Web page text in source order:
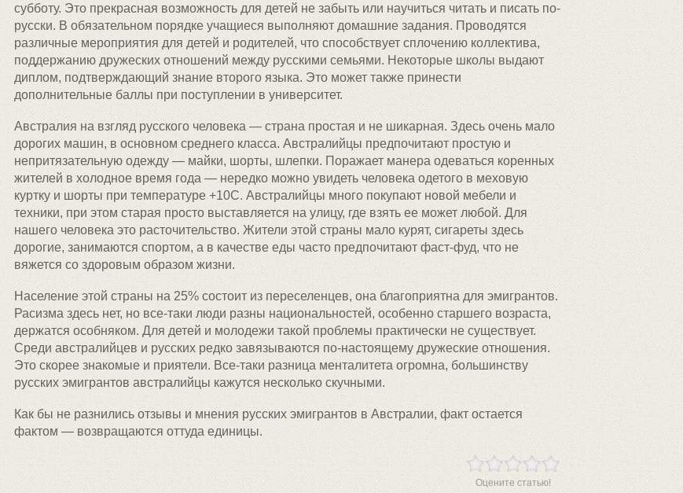
субботу. Это прекрасная возможность для детей не забыть или научиться читать и писать по-
русски. В обязательном порядке учащиеся выполняют домашние задания. Проводятся
различные мероприятия для детей и родителей, что способствует сплочению коллектива,
поддержанию дружеских отношений между русскими семьями. Некоторые школы выдают
диплом, подтверждающий знание второго языка. Это может также принести
дополнительные баллы при поступлении в университет.
Австралия на взгляд русского человека — страна простая и не шикарная. Здесь очень мало
дорогих машин, в основном среднего класса. Австралийцы предпочитают простую и
непритязательную одежду — майки, шорты, шлепки. Поражает манера одеваться коренных
жителей в холодное время года — нередко можно увидеть человека одетого в меховую
куртку и шорты при температуре +10С. Австралийцы много покупают новой мебели и
техники, при этом старая просто выставляется на улицу, где взять ее может любой. Для
нашего человека это расточительство. Жители этой страны мало курят, сигареты здесь
дорогие, занимаются спортом, а в качестве еды часто предпочитают фаст-фуд, что не
вяжется со здоровым образом жизни.
Население этой страны на 25% состоит из переселенцев, она благоприятна для эмигрантов.
Расизма здесь нет, но все-таки люди разны национальностей, особенно старшего возраста,
держатся особняком. Для детей и молодежи такой проблемы практически не существует.
Среди австралийцев и русских редко завязываются по-настоящему дружеские отношения.
Это скорее знакомые и приятели. Все-таки разница менталитета огромна, большинству
русских эмигрантов австралийцы кажутся несколько скучными.
Как бы не разнились отзывы и мнения русских эмигрантов в Австралии, факт остается
фактом — возвращаются оттуда единицы.
Оцените статью!